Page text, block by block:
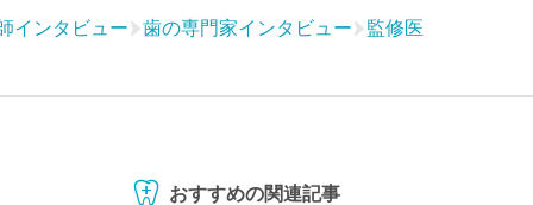
インタビュー 歯の専門家インタビュー 監修医
おすすめの関連記事